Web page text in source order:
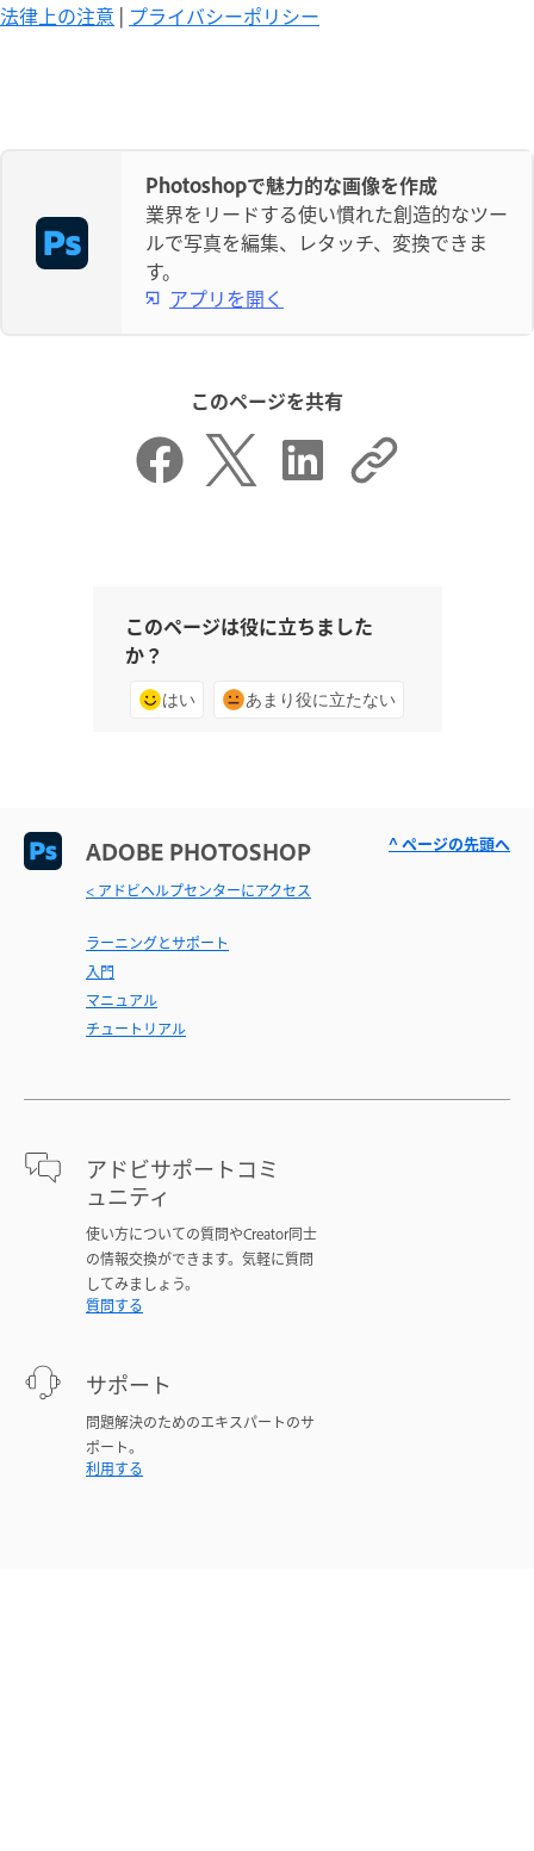
法律上の注意 | プライバシーポリシー
Photoshopで魅力的な画像を作成
業界をリードする使い慣れた創造的なツー
ルで写真を編集、レタッチ、変換できま
す。
アプリを開く
このページを共有
このページは役に立ちました
か？
はい あまり役に立たない
ADOBE PHOTOSHOP
< アドビヘルプセンターにアクセス
ラーニングとサポート
入門
マニュアル
チュートリアル
アドビサポートコミ
ュニティ
使い方についての質問やCreator同士
の情報交換ができます。気軽に質問
してみましょう。
質問する
サポート
問題解決のためのエキスパートのサ
ポート。
利用する
^ ページの先頭へ